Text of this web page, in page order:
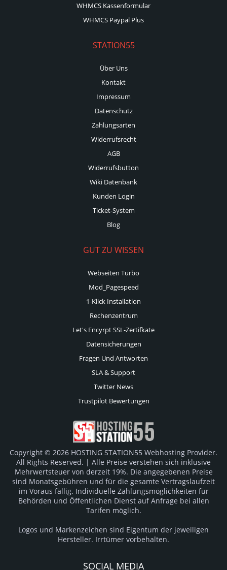
WHMCS Kassenformular
WHMCS Paypal Plus
STATION55
Über Uns
Kontakt
Impressum
Datenschutz
Zahlungsarten
Widerrufsrecht
AGB
Widerrufsbutton
Wiki Datenbank
Kunden Login
Ticket-System
Blog
GUT ZU WISSEN
Webseiten Turbo
Mod_Pagespeed
1-Klick Installation
Rechenzentrum
Let's Encyrpt SSL-Zertifkate
Datensicherungen
Fragen Und Antworten
SLA & Support
Twitter News
Trustpilot Bewertungen
Copyright © 2026 HOSTING STATION55 Webhosting Provider.
All Rights Reserved. | Alle Preise verstehen sich inklusive
Mehrwertsteuer von derzeit 19%. Die angegebenen Preise
sind Monatsgebühren und für die gesamte Vertragslaufzeit
im Voraus fällig. Individuelle Zahlungsmöglichkeiten für
Behörden und Öffentlichen Dienst auf Anfrage bei allen
Tarifen möglich.
Logos und Markenzeichen sind Eigentum der jeweiligen
Hersteller. Irrtümer vorbehalten.
SOCIAL MEDIA